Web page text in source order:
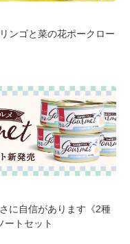
ンゴと菜の花ポークロー
に自信があります《2種
ートセット